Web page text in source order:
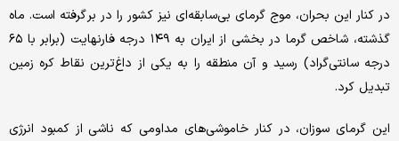
در کنار این بحران، موج گرمای بی‌سابقه‌ای نیز کشور را در بر گرفته است. ماه
گذشته، شاخص گرما در بخشی از ایران به ۱۴۹ درجه فارنهایت (برابر با ۶۵
درجه سانتی‌گراد) رسید و آن منطقه را به یکی از داغ‌ترین نقاط کره زمین
تبدیل کرد.
این گرمای سوزان، در کنار خاموشی‌های مداومی که ناشی از کمبود انرژی